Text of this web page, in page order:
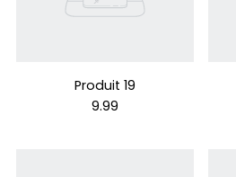
Produit 19
9.99